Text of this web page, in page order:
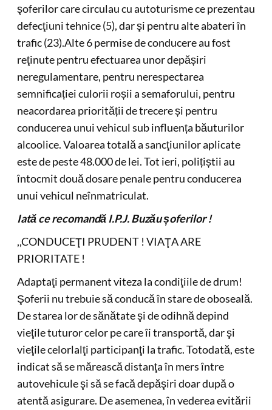
şoferilor care circulau cu autoturisme ce prezentau
defecţiuni tehnice (5), dar şi pentru alte abateri în
trafic (23).Alte 6 permise de conducere au fost
reţinute pentru efectuarea unor depășiri
neregulamentare, pentru nerespectarea
semnificației culorii roșii a semaforului, pentru
neacordarea priorității de trecere și pentru
conducerea unui vehicul sub influența băuturilor
alcoolice. Valoarea totală a sancţiunilor aplicate
este de peste 48.000 de lei. Tot ieri, polițiștii au
întocmit două dosare penale pentru conducerea
unui vehicul neînmatriculat.
Iată ce recomandă I.P.J. Buzău șoferilor !
,,CONDUCEŢI PRUDENT ! VIAŢA ARE
PRIORITATE !
Adaptaţi permanent viteza la condiţiile de drum!
Şoferii nu trebuie să conducă în stare de oboseală.
De starea lor de sănătate şi de odihnă depind
vieţile tuturor celor pe care îi transportă, dar şi
vieţile celorlalţi participanţi la trafic. Totodată, este
indicat să se mărească distanţa în mers între
autovehicule şi să se facă depăşiri doar după o
atentă asigurare. De asemenea, în vederea evitării